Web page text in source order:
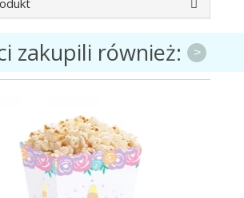
zakupili również: >